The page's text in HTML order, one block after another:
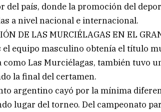
del país, donde la promoción del
a nivel nacional e internacional.
DE LAS MURCIÉLAGAS EN EL
equipo masculino obtenía el título
como Las Murciélagas, también tuvo
la final del certamen.
argentino cayó por la mínima
lugar del torneo. Del campeonato